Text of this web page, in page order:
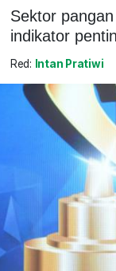
Sektor
indikator
Red: Intan Pratiwi